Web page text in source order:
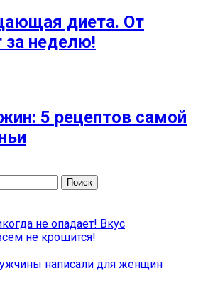
диета. От
за неделю!
5 рецептов самой
не опадает! Вкус
не крошится!
написали для женщин